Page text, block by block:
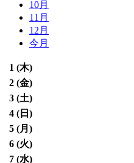
10月
11月
12月
今月
1 (木)
2 (金)
3 (土)
4 ( 日 )
5 (月 )
6 (火)
7 (水)